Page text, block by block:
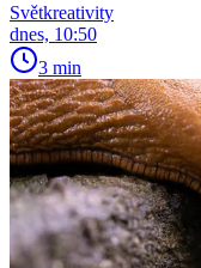
Světkreativity
dnes, 10:50
3 min